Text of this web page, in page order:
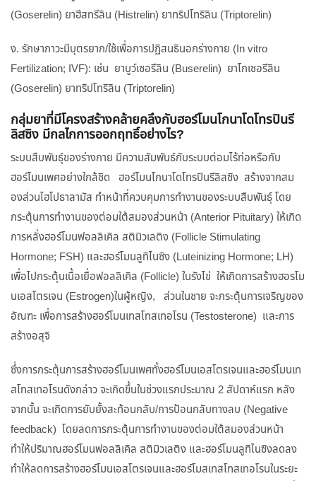
(Goserelin) ยาฮีสทรีลิน (Histrelin) ยาทริปโทริลิน (Triptorelin)
ง. รักษาภาวะมีบุตรยาก/ใช้เพื่อการปฏิสนธินอกร่างกาย (In vitro
Fertilization; IVF): เช่น ยาบูว์เซอรีลิน (Buserelin) ยาโกเซอรีลิน
(Goserelin) ยาทริปโทริลิน (Triptorelin)
กลุ่มยาที่มีโครงสร้างคล้ายคลึงกับฮอร์โมนโกนาโดโทรปินรี
ลิสซิง มีกลไกการออกฤทธิ์อย่างไร?
ระบบสืบพันธุ์ของร่างกาย มีความสัมพันธ์กับระบบต่อมไร้ท่อหรือกับ
ฮอร์โมนเพศอย่างใกล้ชิด ฮอร์โมนโกนาโดโทรปินรีลิสซิง สร้างจากสม
องส่วนไฮโปธาลามัส ทำหน้าที่ควบคุมการทำงานของระบบสืบพันธุ์ โดย
กระตุ้นการทำงานของต่อมใต้สมองส่วนหน้า (Anterior Pituitary) ให้เกิด
การหลั่งฮอร์โมนฟอลลิเคิล สติมิวเลติง (Follicle Stimulating
Hormone; FSH) และฮอร์โมนลูทิไนซิง (Luteinizing Hormone; LH)
เพื่อไปกระตุ้นเนื้อเยื่อฟอลลิเคิล (Follicle) ในรังไข่ ให้เกิดการสร้างฮอรโม
นเอสโตรเจน (Estrogen)ในผู้หญิง, ส่วนในชาย จะกระตุ้นการเจริญของ
อัณฑะ เพื่อการสร้างฮอร์โมนเทสโทสเทอโรน (Testosterone) และการ
สร้างอสุจิ
ซึ่งการกระตุ้นการสร้างฮอร์โมนเพศทั้งฮอร์โมนเอสโตรเจนและฮอร์โมนเท
สโทสเทอโรนดังกล่าว จะเกิดขึ้นในช่วงแรกประมาณ 2 สัปดาห์แรก หลัง
จากนั้น จะเกิดการยับยั้งสะท้อนกลับ/การป้อนกลับทางลบ (Negative
feedback) โดยลดการกระตุ้นการทำงานของต่อมใต้สมองส่วนหน้า
ทำให้ปริมาณฮอร์โมนฟอลลิเคิล สติมิวเลติง และฮอร์โมนลูทิไนซิงลดลง
ทำให้ลดการสร้างฮอร์โมนเอสโตรเจนและฮอร์โมสเทสโทสเทอโรนในระยะ